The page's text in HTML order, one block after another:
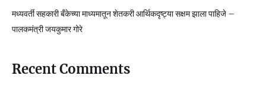
मध्यवर्ती सहकारी बँकेच्या माध्यमातून शेतकरी आर्थिकदृष्ट्या सक्षम झाला पाहिजे –
पालकमंत्री जयकुमार गोरे
Recent Comments